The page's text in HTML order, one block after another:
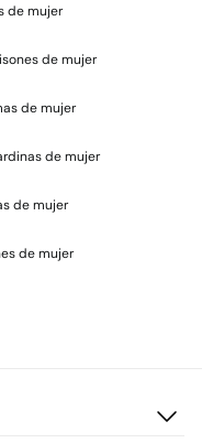
de mujer
de mujer
de mujer
de mujer
de mujer
de mujer